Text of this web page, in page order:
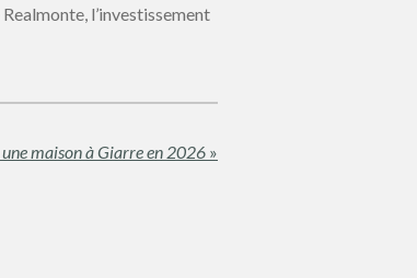
l’investissement
maison à Giarre en 2026 »